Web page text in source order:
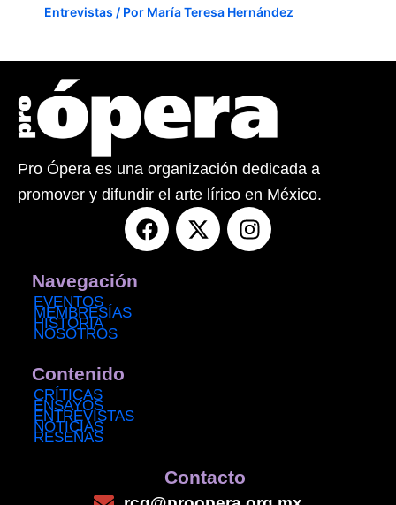
Entrevistas / Por María Teresa Hernández
Pro Ópera es una organización dedicada a
promover y difundir el arte lírico en México.
F
a
X
-
I
n
Navegación
EVENTOS
MEMBRESÍAS
HISTORIA
NOSOTROS
Contenido
CRÍTICAS
ENSAYOS
ENTREVISTAS
NOTICIAS
RESEÑAS
Contacto